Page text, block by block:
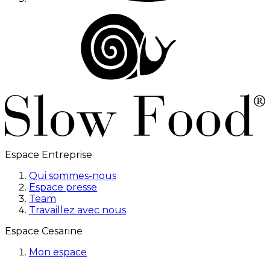
Espace Entreprise
Qui sommes-nous
Espace presse
Team
Travaillez avec nous
Espace Cesarine
Mon espace